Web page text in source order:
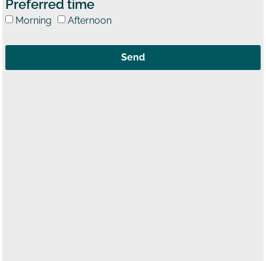
Preferred time
Morning Afternoon
Send